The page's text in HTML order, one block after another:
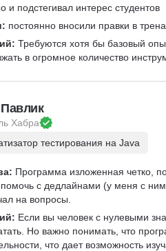
и подстегивал интерес студентов
постоянно вносили правки в
Требуются хотя бы базовый
в огромное количество
Хабра
тестирования на Java
Программа изложенная четко,
помочь с дедлайнами (у меня с
на вопросы.
Если вы человек с нулевыми
Но важно понимать, что
что дает возможность